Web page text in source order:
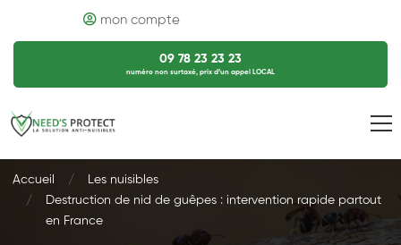
mon compte
09 78 23 23 23
numéro non surtaxé, prix d’un appel LOCAL
Accueil
Les nuisibles
Destruction de nid de guêpes : intervention rapide partout
en France